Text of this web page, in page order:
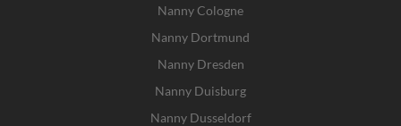
Nanny Cologne
Nanny Dortmund
Nanny Dresden
Nanny Duisburg
Nanny Dusseldorf